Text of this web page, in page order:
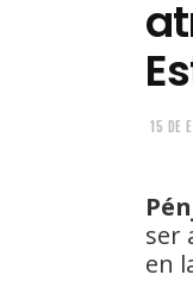
15 DE
ser
en